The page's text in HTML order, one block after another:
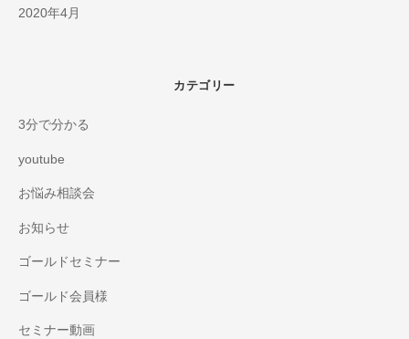
2020年4月
カテゴリー
3分で分かる
youtube
お悩み相談会
お知らせ
ゴールドセミナー
ゴールド会員様
セミナー動画